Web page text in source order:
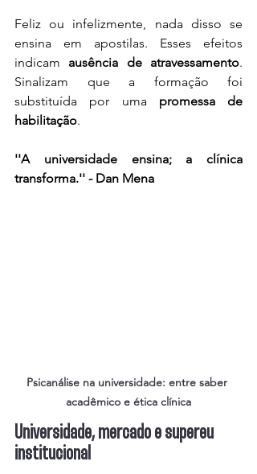
Feliz ou infelizmente, nada disso se
ensina em apostilas. Esses efeitos
indicam ausência de atravessamento.
Sinalizam que a formação foi
substituída por uma promessa de
habilitação.
''A universidade ensina; a clínica
transforma.'' - Dan Mena
Psicanálise na universidade: entre saber
acadêmico e ética clínica
Universidade, mercado e supereu
institucional